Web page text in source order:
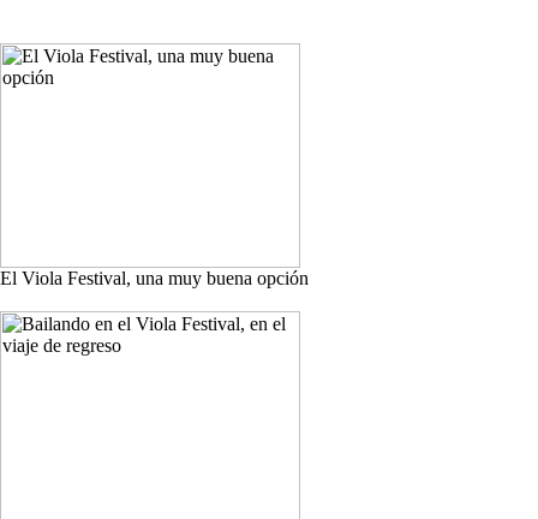
El Viola Festival, una muy buena opción